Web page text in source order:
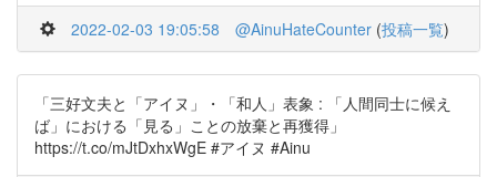
2022-02-03 19:05:58 @AinuHateCounter (投稿一覧)
「三好文夫と「アイヌ」・「和人」表象 : 「人間同士に候え
ば」における「見る」ことの放棄と再獲得」
https://t.co/mJtDxhxWgE #アイヌ #Ainu